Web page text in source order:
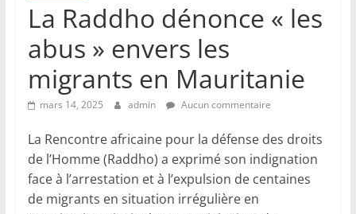
La Raddho dénonce « les
abus » envers les
migrants en Mauritanie
mars 14, 2025 admin Aucun commentaire
La Rencontre africaine pour la défense des droits
de l’Homme (Raddho) a exprimé son indignation
face à l’arrestation et à l’expulsion de centaines
de migrants en situation irrégulière en